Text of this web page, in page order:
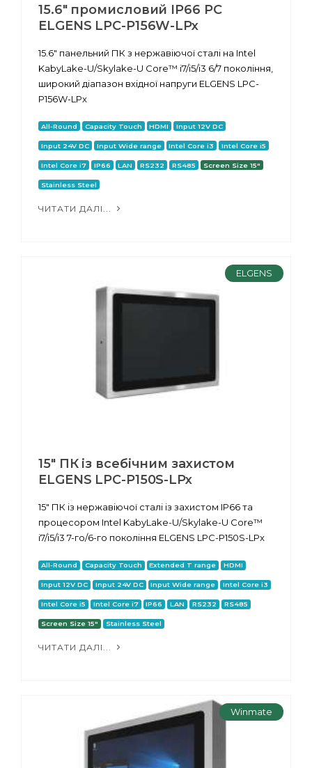
15.6" промисловий IP66 PC
ELGENS LPC-P156W-LPx
15.6" панельний ПК з нержавіючої сталі на Intel
KabyLake-U/Skylake-U Core™ i7/i5/i3 6/7 покоління,
широкий діапазон вхідної напруги ELGENS LPC-
P156W-LPx
All-Round Capacity Touch HDMI Input 12V DC
Input 24V DC Input Wide range Intel Core i3 Intel Core i5
Intel Core i7 IP66 LAN RS232 RS485 Screen Size 15"
Stainless Steel
ЧИТАТИ ДАЛІ...
ELGENS
15" ПК із всебічним захистом
ELGENS LPC-P150S-LPx
15" ПК із нержавіючої сталі із захистом IP66 та
процесором Intel KabyLake-U/Skylake-U Core™
i7/i5/i3 7-го/6-го покоління ELGENS LPC-P150S-LPx
All-Round Capacity Touch Extended T range HDMI
Input 12V DC Input 24V DC Input Wide range Intel Core i3
Intel Core i5 Intel Core i7 IP66 LAN RS232 RS485
Screen Size 15" Stainless Steel
ЧИТАТИ ДАЛІ...
Winmate